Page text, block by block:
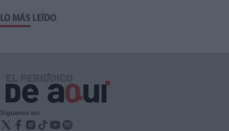
LO MÁS LEÍDO
Síguenos en: